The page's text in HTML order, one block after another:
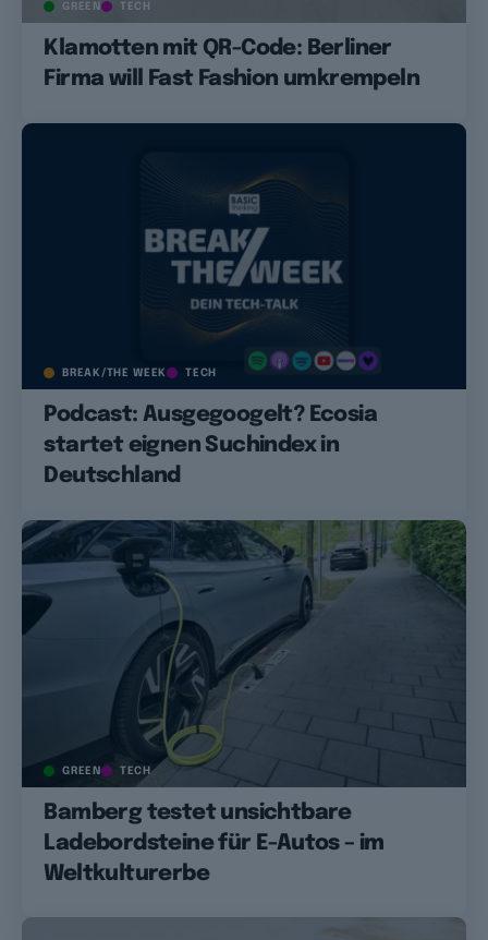
GREEN TECH
Klamotten mit QR-Code: Berliner
Firma will Fast Fashion umkrempeln
BREAK/THE WEEK TECH
Podcast: Ausgegoogelt? Ecosia
startet eignen Suchindex in
Deutschland
GREEN TECH
Bamberg testet unsichtbare
Ladebordsteine für E-Autos – im
Weltkulturerbe